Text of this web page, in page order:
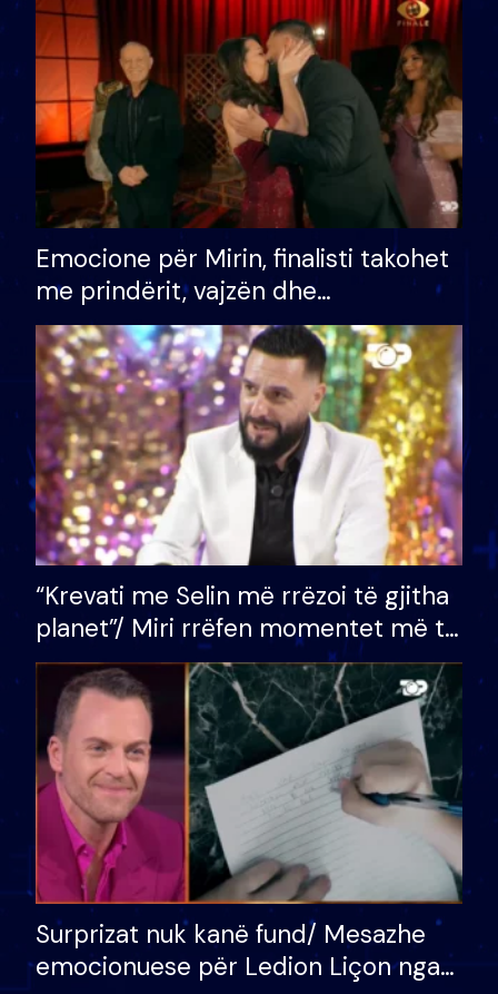
të fituar çmimin e madh
Emocione për Mirin, finalisti takohet
me prindërit, vajzën dhe
bashkëshorten: S’kemi ndonjë letër
divorci apo jo?
“Krevati me Selin më rrëzoi të gjitha
planet”/ Miri rrëfen momentet më të
bukura në shtëpinë e BB VIP: Do më
mungojë zilja e mëngjesit kur…
Surprizat nuk kanë fund/ Mesazhe
emocionuese për Ledion Liçon nga